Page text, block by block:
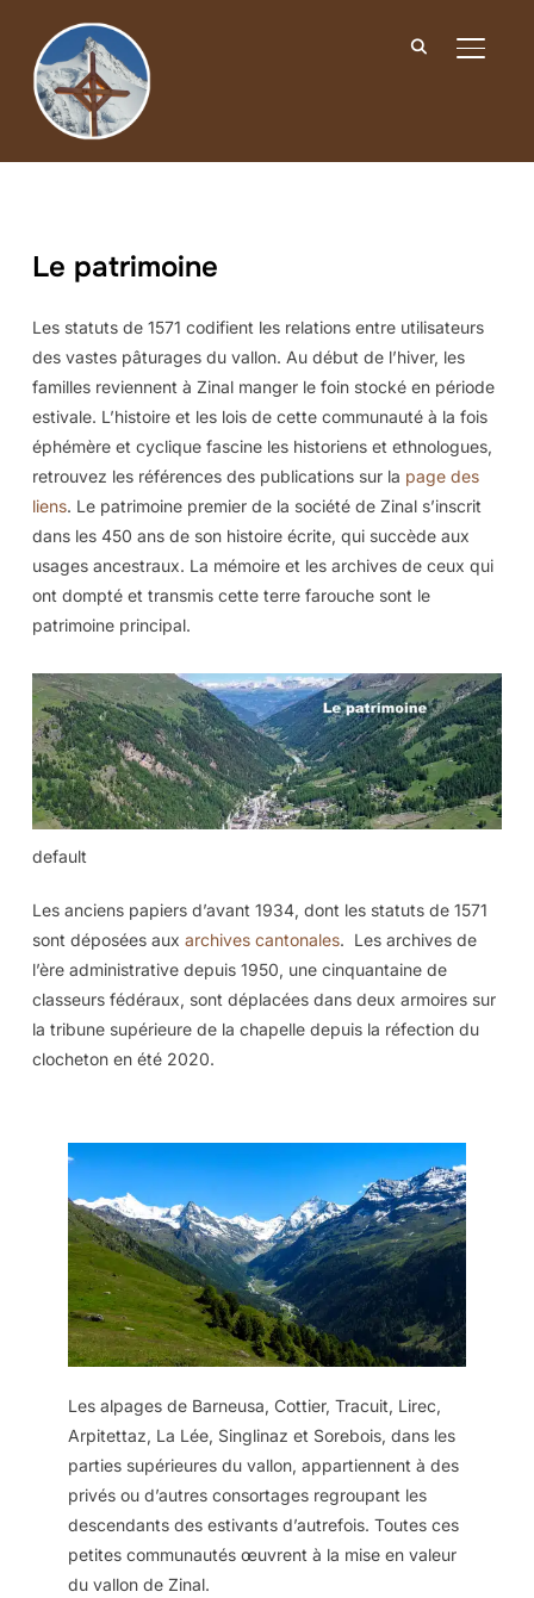
Le patrimoine
Les statuts de 1571 codifient les relations entre utilisateurs
des vastes pâturages du vallon. Au début de l’hiver, les
familles reviennent à Zinal manger le foin stocké en période
estivale. L’histoire et les lois de cette communauté à la fois
éphémère et cyclique fascine les historiens et ethnologues,
retrouvez les références des publications sur la page des
liens. Le patrimoine premier de la société de Zinal s’inscrit
dans les 450 ans de son histoire écrite, qui succède aux
usages ancestraux. La mémoire et les archives de ceux qui
ont dompté et transmis cette terre farouche sont le
patrimoine principal.
default
Les anciens papiers d’avant 1934, dont les statuts de 1571
sont déposées aux archives cantonales. Les archives de
l’ère administrative depuis 1950, une cinquantaine de
classeurs fédéraux, sont déplacées dans deux armoires sur
la tribune supérieure de la chapelle depuis la réfection du
clocheton en été 2020.
Les alpages de Barneusa, Cottier, Tracuit, Lirec,
Arpitettaz, La Lée, Singlinaz et Sorebois, dans les
parties supérieures du vallon, appartiennent à des
privés ou d’autres consortages regroupant les
descendants des estivants d’autrefois. Toutes ces
petites communautés œuvrent à la mise en valeur
du vallon de Zinal.